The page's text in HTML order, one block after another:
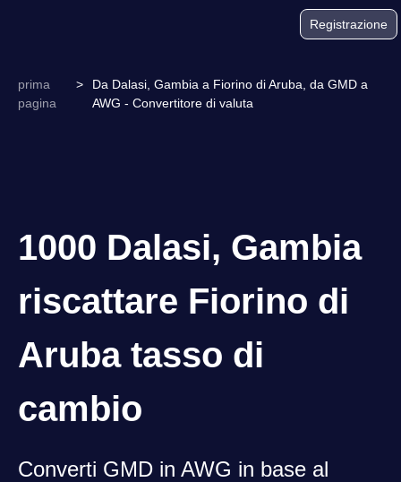
Registrazione
prima
pagina
>
Da Dalasi, Gambia a Fiorino di Aruba, da GMD a
AWG - Convertitore di valuta
1000 Dalasi, Gambia
riscattare Fiorino di
Aruba tasso di
cambio
Converti GMD in AWG in base al